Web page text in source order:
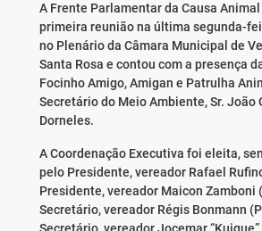
A Frente Parlamentar da Causa
primeira reunião na última segunda-
no Plenário da Câmara Municipal de
Santa Rosa e contou com a presença
Focinho Amigo, Amigan e Patrulha
Secretário do Meio Ambiente, Sr. João
Dorneles.
A Coordenação Executiva foi eleita,
pelo Presidente, vereador Rafael
Presidente, vereador Maicon Zamboni
Secretário, vereador Régis Bonmann